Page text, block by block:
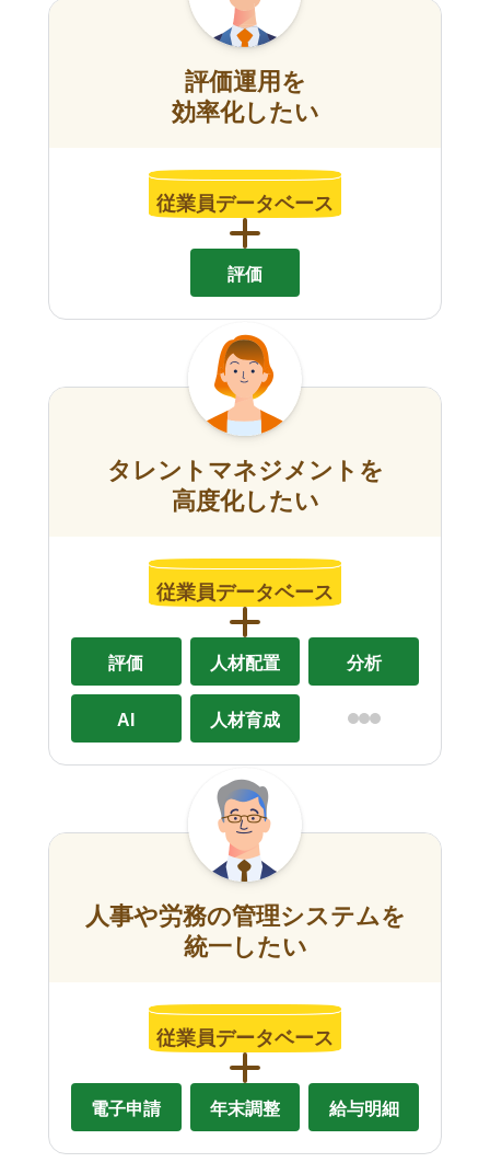
評価運用を
効率化したい
従業員データベース
評価
タレントマネジメントを
高度化したい
従業員データベース
評価 人材配置 分析
AI 人材育成
人事や労務の管理システムを
統一したい
従業員データベース
電子申請 年末調整 給与明細